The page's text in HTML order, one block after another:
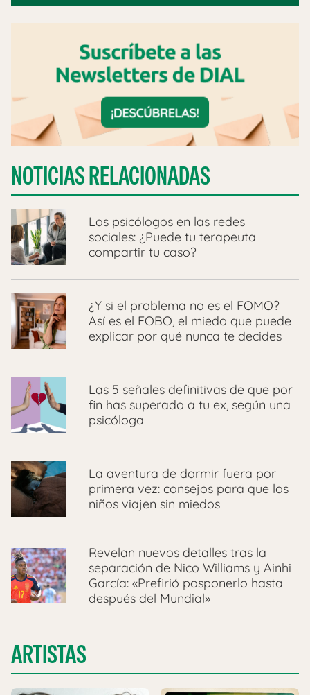
NOTICIAS RELACIONADAS
Los psicólogos en las redes
sociales: ¿Puede tu terapeuta
compartir tu caso?
¿Y si el problema no es el FOMO?
Así es el FOBO, el miedo que puede
explicar por qué nunca te decides
Las 5 señales definitivas de que por
fin has superado a tu ex, según una
psicóloga
La aventura de dormir fuera por
primera vez: consejos para que los
niños viajen sin miedos
Revelan nuevos detalles tras la
separación de Nico Williams y Ainhi
García: «Prefirió posponerlo hasta
después del Mundial»
ARTISTAS